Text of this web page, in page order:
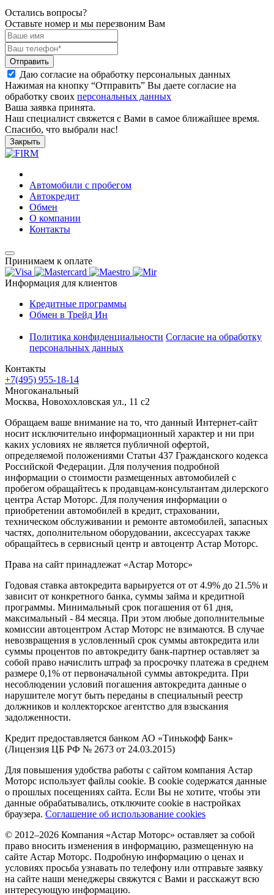
Остались вопросы?
Оставьте номер и мы перезвоним Вам
Отправить
Даю согласие на обработку персональных данных
Нажимая на кнопку “Отправить” Вы даете согласие на
обработку своих персональных данных
Ваша заявка принята.
Наш специалист свяжется с Вами в самое ближайшее время.
Спасибо, что выбрали нас!
Закрыть
Автомобили с пробегом
Автокредит
Обмен
О компании
Контакты
Принимаем к оплате
Информация для клиентов
Кредитные программы
Обмен в Трейд Ин
Политика конфиденциальности Согласие на обработку
персональных данных
Контакты
+7(495) 955-18-14
Многоканальный
Москва, Новохохловская ул., 11 с2
Обращаем ваше внимание на то, что данный Интернет-сайт
носит исключительно информационный характер и ни при
каких условиях не является публичной офертой,
определяемой положениями Статьи 437 Гражданского кодекса
Российской Федерации. Для получения подробной
информации о стоимости размещенных автомобилей с
пробегом обращайтесь к продавцам-консультантам дилерского
центра Астар Моторс. Для получения информации о
приобретении автомобилей в кредит, страховании,
техническом обслуживании и ремонте автомобилей, запасных
частях, дополнительном оборудовании, аксессуарах также
обращайтесь в сервисный центр и автоцентр Астар Моторс.
Права на сайт принадлежат «Астар Моторс»
Годовая ставка автокредита варьируется от от 4.9% до 21.5% и
зависит от конкретного банка, суммы займа и кредитной
программы. Минимальный срок погашения от 61 дня,
максимальный - 84 месяца. При этом любые дополнительные
комиссии автоцентром Астар Моторс не взимаются. В случае
невозвращения в условленный срок суммы автокредита или
суммы процентов по автокредиту банк-партнер оставляет за
собой право начислить штраф за просрочку платежа в среднем
размере 0,1% от первоначальной суммы автокредита. При
несоблюдении условий погашения автокредита данные о
нарушителе могут быть переданы в специальный реестр
должников и коллекторское агентство для взыскания
задолженности.
Кредит предоставляется банком АО «Тинькофф Банк»
(Лицензия ЦБ РФ № 2673 от 24.03.2015)
Для повышения удобства работы с сайтом компания Астар
Моторс использует файлы cookie. В cookie содержатся данные
о прошлых посещениях сайта. Если Вы не хотите, чтобы эти
данные обрабатывались, отключите cookie в настройках
браузера. Соглашение об использование cookies
© 2012–2026 Компания «Астар Моторс» оставляет за собой
право вносить изменения в информацию, размещенную на
сайте Астар Моторс. Подробную информацию о ценах и
условиях просьба узнавать по телефону или отправьте заявку
на сайте наши менеджеры свяжутся с Вами и расскажут всю
интересующую информацию.